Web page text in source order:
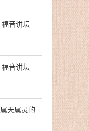
音讲坛
音讲坛
天属灵的